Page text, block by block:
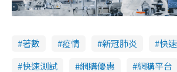
著數 疫情 新冠肺炎
快
快速測試
網購優惠 網購平台